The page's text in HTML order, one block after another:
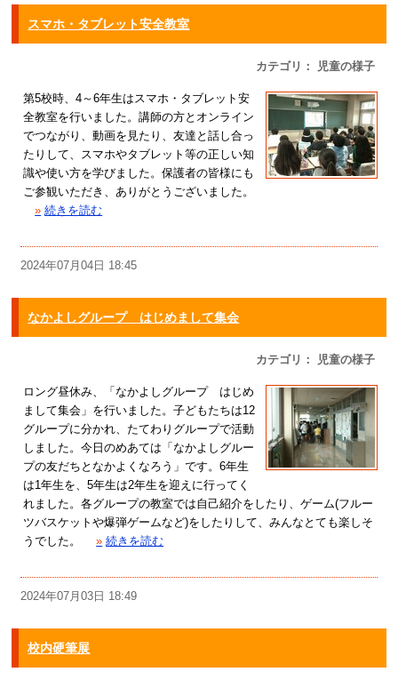
スマホ・タブレット安全教室
カテゴリ： 児童の様子
第5校時、4～6年生はスマホ・タブレット安
全教室を行いました。講師の方とオンライン
でつながり、動画を見たり、友達と話し合っ
たりして、スマホやタブレット等の正しい知
識や使い方を学びました。保護者の皆様にも
ご参観いただき、ありがとうございました。
» 続きを読む
2024年07月04日 18:45
なかよしグループ はじめまして集会
カテゴリ： 児童の様子
ロング昼休み、「なかよしグループ はじめ
まして集会」を行いました。子どもたちは12
グループに分かれ、たてわりグループで活動
しました。今日のめあては「なかよしグルー
プの友だちとなかよくなろう」です。6年生
は1年生を、5年生は2年生を迎えに行ってく
れました。各グループの教室では自己紹介をしたり、ゲーム(フルー
ツバスケットや爆弾ゲームなど)をしたりして、みんなとても楽しそ
うでした。
» 続きを読む
2024年07月03日 18:49
校内硬筆展